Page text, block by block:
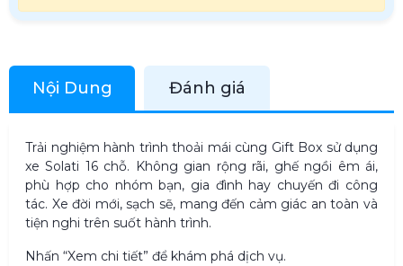
Nội Dung Đánh giá
Trải nghiệm hành trình thoải mái cùng Gift Box sử dụng
xe Solati 16 chỗ. Không gian rộng rãi, ghế ngồi êm ái,
phù hợp cho nhóm bạn, gia đình hay chuyến đi công
tác. Xe đời mới, sạch sẽ, mang đến cảm giác an toàn và
tiện nghi trên suốt hành trình.
Nhấn “Xem chi tiết” để khám phá dịch vụ.